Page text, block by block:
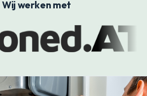
Wij werken met